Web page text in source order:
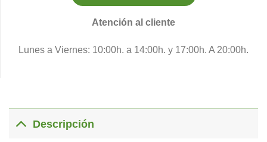
Atención al cliente
Lunes a Viernes: 10:00h. a 14:00h. y 17:00h. A 20:00h.
Descripción